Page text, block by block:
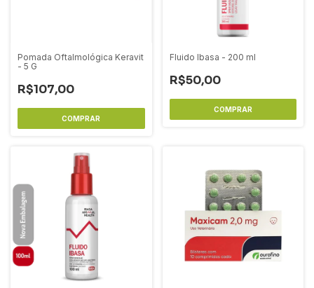
Pomada Oftalmológica Keravit
- 5 G
R$107,00
Fluido Ibasa - 200 ml
R$50,00